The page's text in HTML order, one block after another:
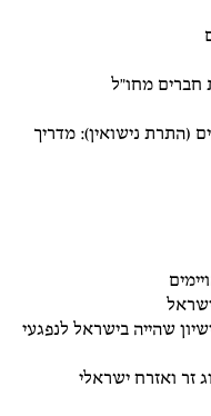
חברים מחו"ל
(התרת נישואין): מדריך
שהייה בישראל לנפגעי
זר ואזרח ישראלי